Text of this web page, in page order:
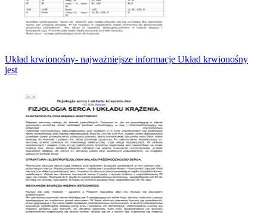
Układ krwionośny- najważniejsze informacje Układ krwionośny
jest